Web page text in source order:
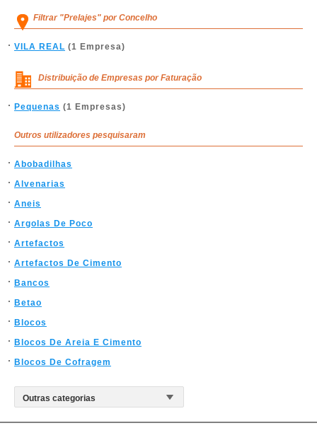
Filtrar "Prelajes" por Concelho
VILA REAL (1 Empresa)
Distribuição de Empresas por Faturação
Pequenas (1 Empresas)
Outros utilizadores pesquisaram
Abobadilhas
Alvenarias
Aneis
Argolas De Poco
Artefactos
Artefactos De Cimento
Bancos
Betao
Blocos
Blocos De Areia E Cimento
Blocos De Cofragem